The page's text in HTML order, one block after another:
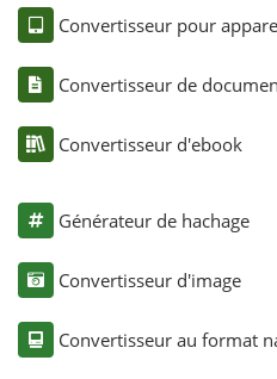
Convertisseur pour
Convertisseur de
Convertisseur d'ebook
Générateur de hachage
Convertisseur d'image
Convertisseur au format